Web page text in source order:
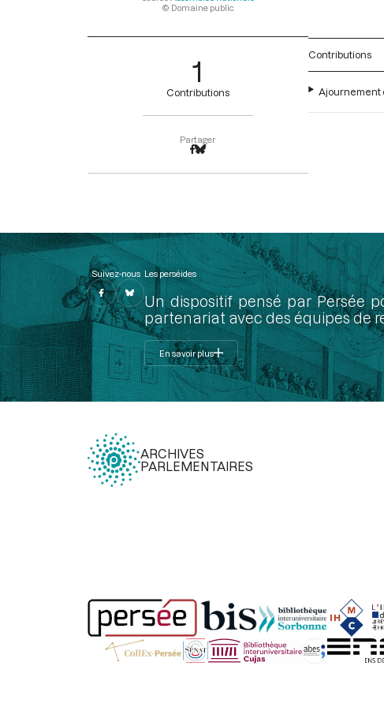
© Domaine public
1
Contributions
Partager
Contributions
Ajournement
Suivez-nous Les perséides
Un dispositif pensé par Persée
partenariat avec des équipes de
En savoir plus
ARCHIVES
PARLEMENTAIRES